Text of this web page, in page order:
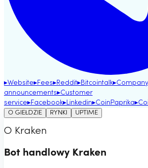
▸Website▸Fees▸Reddit▸Bitcointalk▸Company
announcements▸Customer
service▸Facebook▸Linkedin▸CoinPaprika▸
O GIEŁDZIE
RYNKI UPTIME
O Kraken
Bot handlowy Kraken